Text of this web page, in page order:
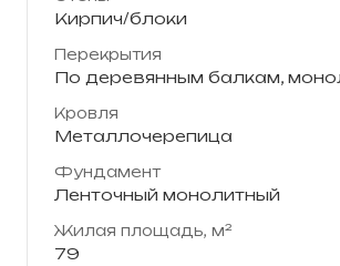
Кирпич/блоки
Перекрытия
По деревянным балкам,
Кровля
Металлочерепица
Фундамент
Ленточный монолитный
Жилая площадь, м²
79